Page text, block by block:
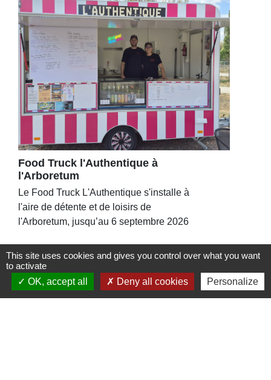
Food Truck l'Authentique à
l'Arboretum
Le Food Truck L'Authentique s'installe à
l'aire de détente et de loisirs de
l'Arboretum, jusqu’au 6 septembre 2026
This site uses cookies and gives you control over what you want
to activate
OK, accept all
Deny all cookies Personalize